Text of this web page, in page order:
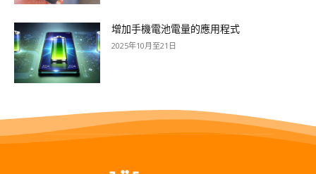
增加手機電池電量的應用程式
2025年10月至21日